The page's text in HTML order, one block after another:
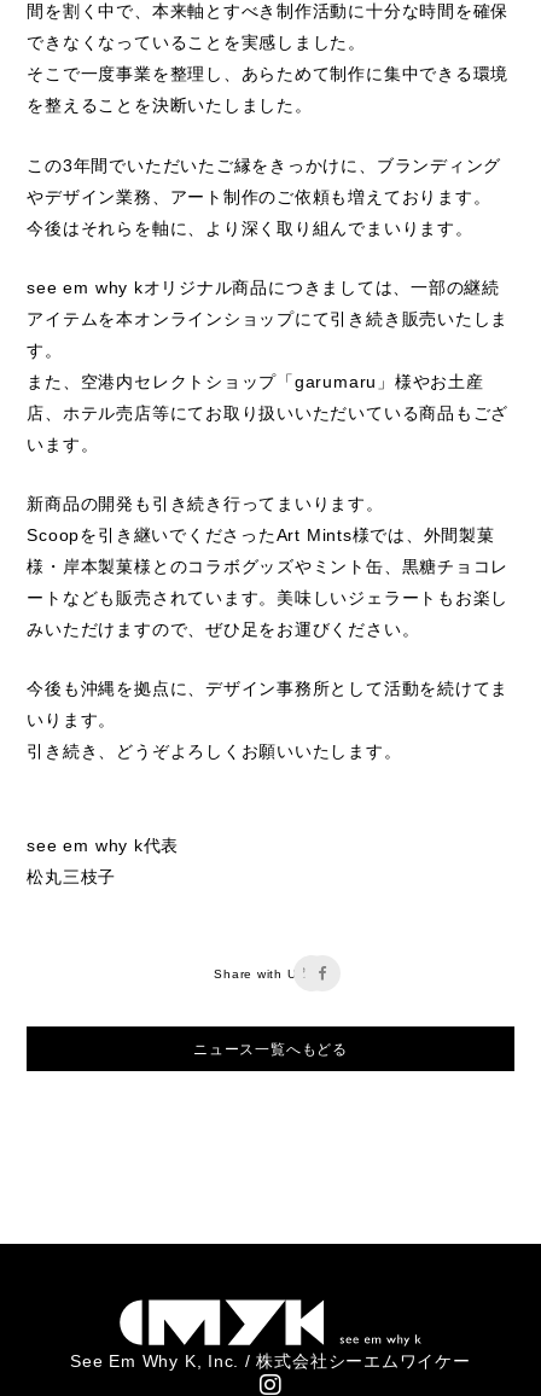
間を割く中で、本来軸とすべき制作活動に十分な時間を確保
できなくなっていることを実感しました。
そこで一度事業を整理し、あらためて制作に集中できる環境
を整えることを決断いたしました。
この3年間でいただいたご縁をきっかけに、ブランディング
やデザイン業務、アート制作のご依頼も増えております。
今後はそれらを軸に、より深く取り組んでまいります。
see em why kオリジナル商品につきましては、一部の継続
アイテムを本オンラインショップにて引き続き販売いたしま
す。
また、空港内セレクトショップ「garumaru」様やお土産
店、ホテル売店等にてお取り扱いいただいている商品もござ
います。
新商品の開発も引き続き行ってまいります。
Scoopを引き継いでくださったArt Mints様では、外間製菓
様・岸本製菓様とのコラボグッズやミント缶、黒糖チョコレ
ートなども販売されています。美味しいジェラートもお楽し
みいただけますので、ぜひ足をお運びください。
今後も沖縄を拠点に、デザイン事務所として活動を続けてま
いります。
引き続き、どうぞよろしくお願いいたします。
see em why k代表
松丸三枝子
Share with Us
ニュース一覧へもどる
See Em Why K, Inc. / 株式会社シーエムワイケー